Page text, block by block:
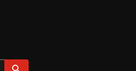
Wyszukaj